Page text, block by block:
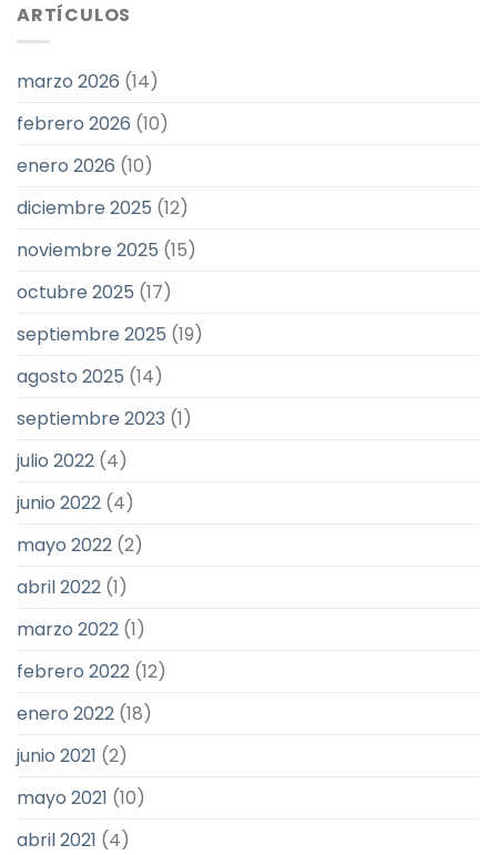
ARTÍCULOS
marzo 2026 (14)
febrero 2026 (10)
enero 2026 (10)
diciembre 2025 (12)
noviembre 2025 (15)
octubre 2025 (17)
septiembre 2025 (19)
agosto 2025 (14)
septiembre 2023 (1)
julio 2022 (4)
junio 2022 (4)
mayo 2022 (2)
abril 2022 (1)
marzo 2022 (1)
febrero 2022 (12)
enero 2022 (18)
junio 2021 (2)
mayo 2021 (10)
abril 2021 (4)